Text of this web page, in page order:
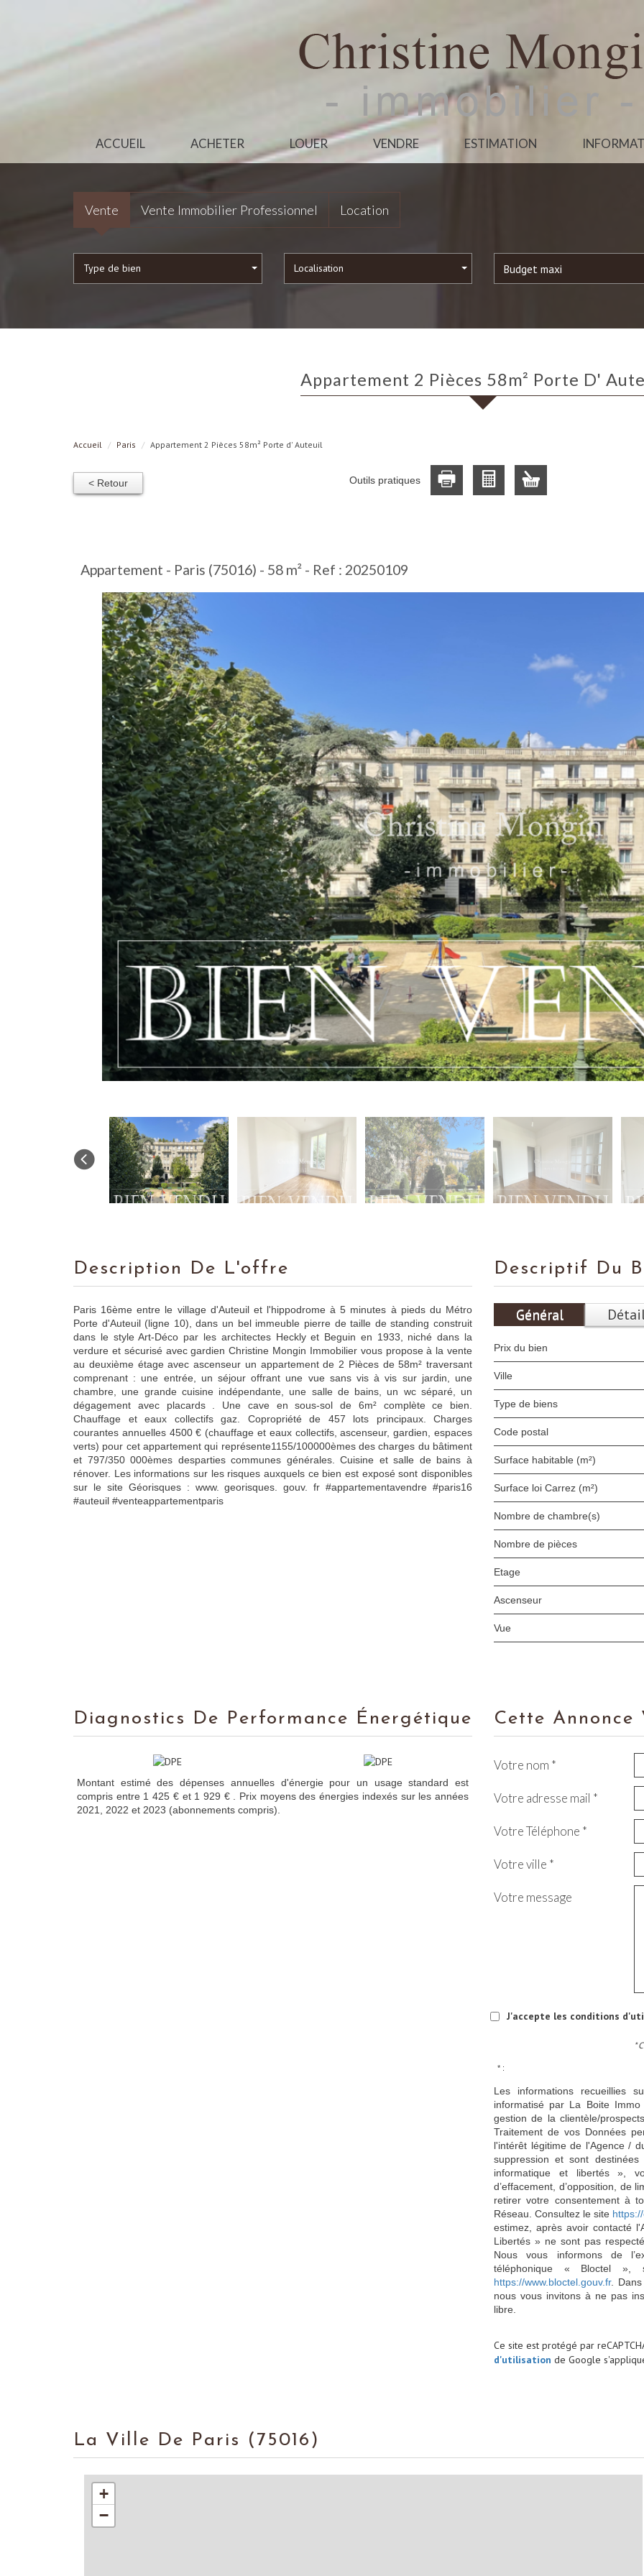
ACCUEIL ACHETER LOUER VENDRE ESTIMATION
Vente Vente Immobilier Professionnel Location
Type de bien Localisation
Appartement 2 Pièces 58m² Porte D'
Accueil Paris Appartement 2 Pièces 58m² Porte d' Auteuil
< Retour Outils pratiques
Appartement - Paris (75016) - 58 m² - Ref : 20250109
Description De L'offre
Paris 16ème entre le village d'Auteuil et l'hippodrome à 5 minutes à pieds du Métro
Porte d'Auteuil (ligne 10), dans un bel immeuble pierre de taille de standing construit
dans le style Art-Déco par les architectes Heckly et Beguin en 1933, niché dans la
verdure et sécurisé avec gardien Christine Mongin Immobilier vous propose à la vente
au deuxième étage avec ascenseur un appartement de 2 Pièces de 58m² traversant
comprenant : une entrée, un séjour offrant une vue sans vis à vis sur jardin, une
chambre, une grande cuisine indépendante, une salle de bains, un wc séparé, un
dégagement avec placards . Une cave en sous-sol de 6m² complète ce bien.
Chauffage et eaux collectifs gaz. Copropriété de 457 lots principaux. Charges
courantes annuelles 4500 € (chauffage et eaux collectifs, ascenseur, gardien, espaces
verts) pour cet appartement qui représente1155/100000èmes des charges du bâtiment
et 797/350 000èmes desparties communes générales. Cuisine et salle de bains à
rénover. Les informations sur les risques auxquels ce bien est exposé sont disponibles
sur le site Géorisques : www. georisques. gouv. fr #appartementavendre #paris16
#auteuil #venteappartementparis
Descriptif Du
Général
Prix du bien
Ville
Type de biens
Code postal
Surface habitable (m²)
Surface loi Carrez (m²)
Nombre de chambre(s)
Nombre de pièces
Etage
Ascenseur
Vue
Diagnostics De Performance Énergétique
Montant estimé des dépenses annuelles d'énergie pour un usage standard est
compris entre 1 425 € et 1 929 € . Prix moyens des énergies indexés sur les années
2021, 2022 et 2023 (abonnements compris).
Cette
Votre nom *
Votre adresse mail *
Votre Téléphone *
Votre ville *
Votre message
J'accepte les conditions
*
* :
Les informations recueillies
informatisé par La Boite
gestion de la clientèle/
Traitement de vos Données
l'intérêt légitime de l'Agence /
suppression et sont
informatique et libertés »,
d’effacement, d’opposition, de
retirer votre consentement à
Réseau. Consultez le site
estimez, après avoir contacté
Libertés » ne sont pas
Nous vous informons de
téléphonique « Bloctel
https://www.bloctel.gouv.fr.
nous vous invitons à ne pas
libre.
Ce site est protégé par
d'utilisation de Google
La Ville De Paris (75016)
+
−